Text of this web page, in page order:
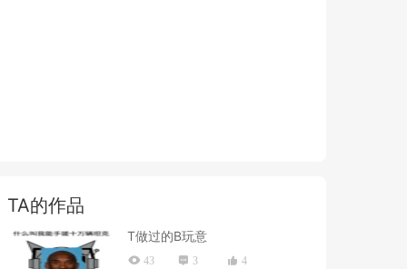
TA的作品
T做过的B玩意
43 3 4